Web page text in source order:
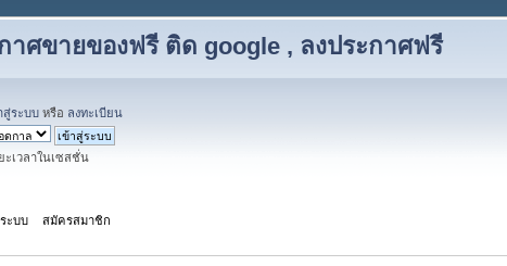
าศขายของฟรี ติด google , ลงประกาศฟรี
สู่ระบบ หรือ ลงทะเบียน
ะเวลาในเซสชั่น
ะบบ สมัครสมาชิก